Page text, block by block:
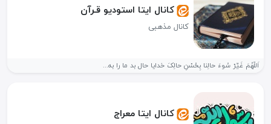
کانال ایتا استودیو قـرآن
کانال مذهبی
اَللّهُمَ‏ غَیِّرْ سُوءَ حالِنا بِحُسْنِ حالِکَ خدایا حال بد ما را به...
کانال ایتا معراج